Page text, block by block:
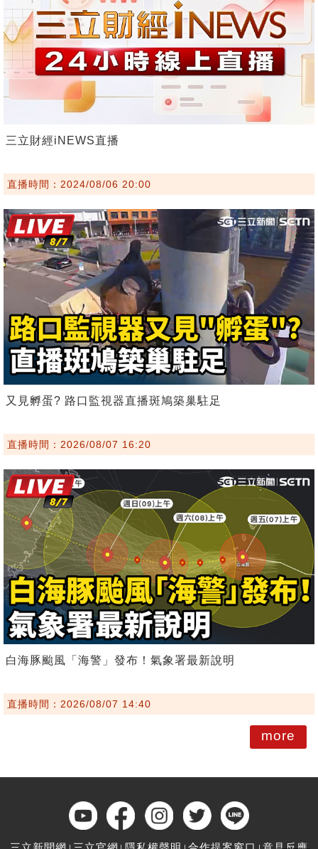
三立財經iNEWS直播
直播時間：2024/08/06 20:00
又見孵蛋? 路口監視器直播斑鳩築巢駐足
直播時間：2026/08/07 16:20
白海豚颱風「海警」發布！氣象署最新說明
直播時間：2026/08/07 14:40
more